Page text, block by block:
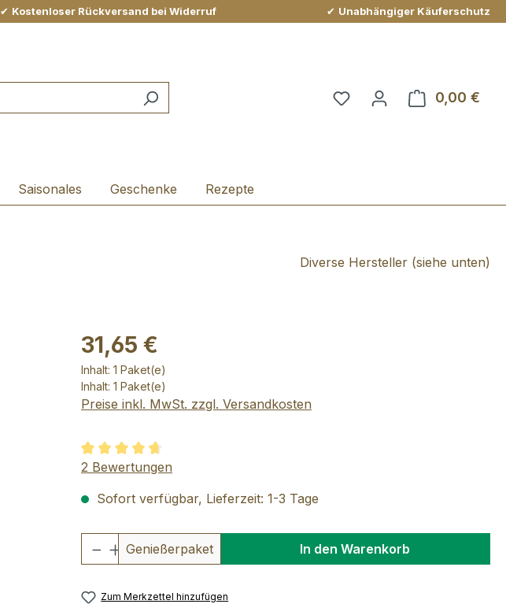
✔ Kostenloser Rückversand bei Widerruf ✔ Unabhängiger Käuferschutz
Du hast 0 Produkte auf
0,00 €
Saisonales Geschenke Rezepte
Diverse Hersteller (siehe unten)
31,65 €
Inhalt: 1 Paket(e)
Inhalt: 1 Paket(e)
Preise inkl. MwSt. zzgl. Versandkosten
Durchschnittliche Bewertung von 4.75 von 5 Sternen
2 Bewertungen
Sofort verfügbar, Lieferzeit: 1-3 Tage
Produkt Anzahl: Gib den gewünschten Wert
Genießerpaket In den Warenkorb
Zum Merkzettel hinzufügen